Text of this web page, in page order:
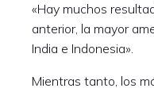
«Hay muchos
anterior, la mayor
India e Indonesia».
Mientras tanto, los